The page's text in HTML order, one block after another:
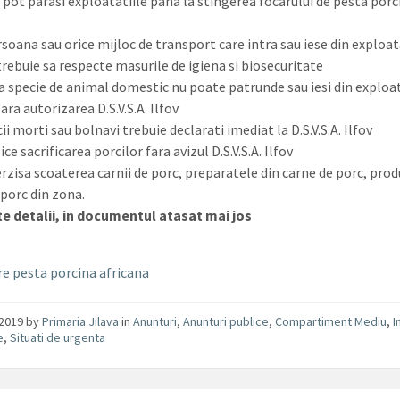
sau orice mijloc de transport care intra sau iese din
sa respecte masurile de igiena si biosecuritate
specie de animal domestic nu poate patrunde sau iesi din
autorizarea D.S.V.S.A. Ilfov
morti sau bolnavi trebuie declarati imediat la D.S.V.S.A. Ilfov
sacrificarea porcilor fara avizul D.S.V.S.A. Ilfov
scoaterea carnii de porc, preparatele din carne de porc,
din zona.
detalii, in documentul atasat mai jos
pesta porcina africana
byPrimaria Jilava inAnunturi,Anunturi publice,Compartiment Mediu,
,Situati de urgenta